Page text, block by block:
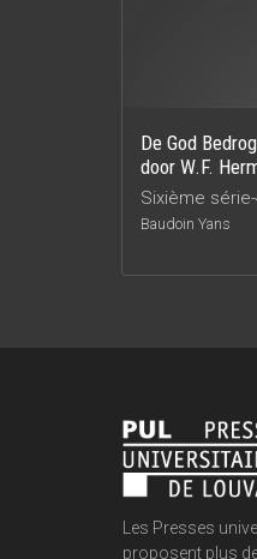
De God
door W.F.
Sixième
Baudoin Yans
Les Presses
proposent plus